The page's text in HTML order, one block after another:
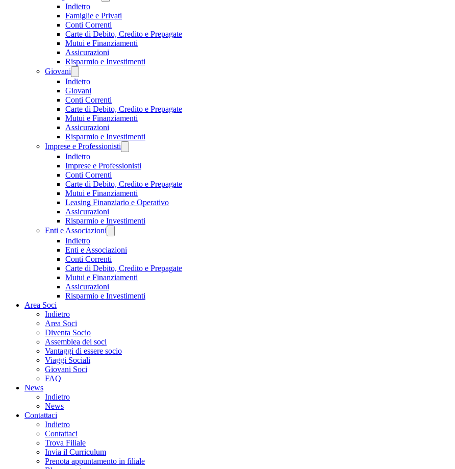
Indietro
Famiglie e Privati
Conti Correnti
Carte di Debito, Credito e Prepagate
Mutui e Finanziamenti
Assicurazioni
Risparmio e Investimenti
Giovani
Indietro
Giovani
Conti Correnti
Carte di Debito, Credito e Prepagate
Mutui e Finanziamenti
Assicurazioni
Risparmio e Investimenti
Imprese e Professionisti
Indietro
Imprese e Professionisti
Conti Correnti
Carte di Debito, Credito e Prepagate
Mutui e Finanziamenti
Leasing Finanziario e Operativo
Assicurazioni
Risparmio e Investimenti
Enti e Associazioni
Indietro
Enti e Associazioni
Conti Correnti
Carte di Debito, Credito e Prepagate
Mutui e Finanziamenti
Assicurazioni
Risparmio e Investimenti
Area Soci
Indietro
Area Soci
Diventa Socio
Assemblea dei soci
Vantaggi di essere socio
Viaggi Sociali
Giovani Soci
FAQ
News
Indietro
News
Contattaci
Indietro
Contattaci
Trova Filiale
Invia il Curriculum
Prenota appuntamento in filiale